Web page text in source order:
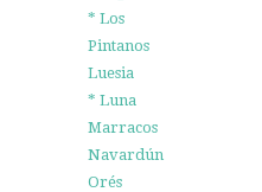
* Los
Pintanos
Luesia
* Luna
Marracos
Navardún
Orés